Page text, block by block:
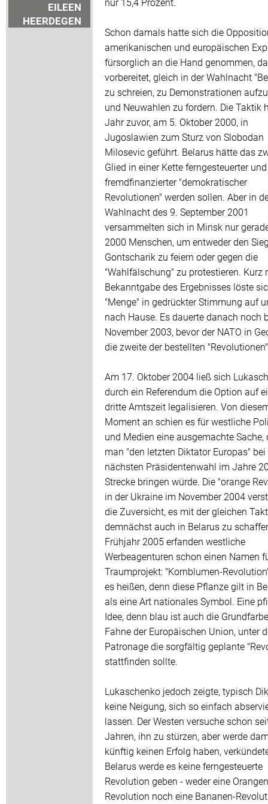
EILEEN
HEERDEGEN
Schon damals hatte sich die
amerikanischen und europäischen
fürsorglich an die Hand genommen,
vorbereitet, gleich in der Wahlnacht
zu schreien, zu Demonstrationen
und Neuwahlen zu fordern. Die Taktik
Jahr zuvor, am 5. Oktober 2000, in
Jugoslawien zum Sturz von Slobodan
Milosevic geführt. Belarus hätte das
Glied in einer Kette ferngesteuerter und
fremdfinanzierter "demokratischer
Revolutionen" werden sollen. Aber in
Wahlnacht des 9. September 2001
versammelten sich in Minsk nur
2000 Menschen, um entweder den
Gontscharik zu feiern oder gegen die
"Wahlfälschung" zu protestieren. Kurz
Bekanntgabe des Ergebnisses löste
"Menge" in gedrückter Stimmung auf
nach Hause. Es dauerte danach noch
November 2003, bevor der NATO in
die zweite der bestellten
Am 17. Oktober 2004 ließ sich
durch ein Referendum die Option auf
dritte Amtszeit legalisieren. Von
Moment an schien es für westliche
und Medien eine ausgemachte Sache,
man "den letzten Diktator Europas" bei
nächsten Präsidentenwahl im Jahre
Strecke bringen würde. Die "orange
in der Ukraine im November 2004
die Zuversicht, es mit der gleichen
demnächst auch in Belarus zu
Frühjahr 2005 erfanden westliche
Werbeagenturen schon einen Namen
Traumprojekt: "Kornblumen-
es heißen, denn diese Pflanze gilt in
als eine Art nationales Symbol. Eine
Idee, denn blau ist auch die
Fahne der Europäischen Union, unter
Patronage die sorgfältig geplante
stattfinden sollte.
Lukaschenko jedoch zeigte, typisch
keine Neigung, sich so einfach
lassen. Der Westen versuche schon
Jahren, ihn zu stürzen, aber werde
künftig keinen Erfolg haben,
Belarus werde es keine ferngesteuerte
Revolution geben - weder eine
Revolution noch eine Bananen-